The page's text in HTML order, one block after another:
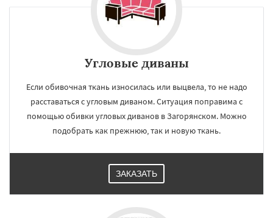
Угловые диваны
Если обивочная ткань износилась или выцвела, то не надо
расставаться с угловым диваном. Ситуация поправима с
помощью обивки угловых диванов в Загорянском. Можно
подобрать как прежнюю, так и новую ткань.
ЗАКАЗАТЬ